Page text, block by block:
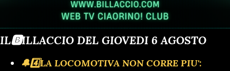
IL🅱️ILLACCIO DEL GIOVEDI 6 AGOSTO
🔔4️⃣LA LOCOMOTIVA NON CORRE PIU':